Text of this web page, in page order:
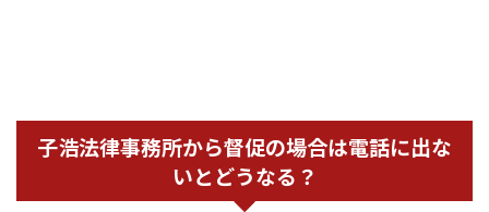
子浩法律事務所から督促の場合は電話に出な
いとどうなる？